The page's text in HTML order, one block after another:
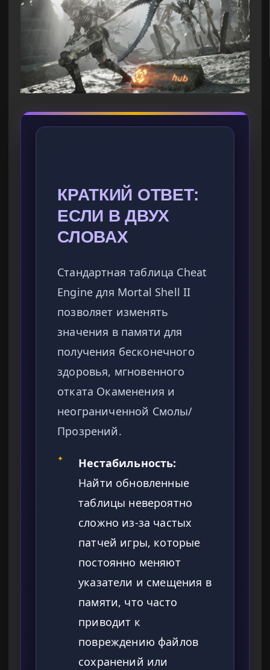
КРАТКИЙ ОТВЕТ:
ЕСЛИ В ДВУХ
СЛОВАХ
Стандартная таблица Cheat
Engine для Mortal Shell II
позволяет изменять
значения в памяти для
получения бесконечного
здоровья, мгновенного
отката Окаменения и
неограниченной Смолы/
Прозрений.
✦
Нестабильность:
Найти обновленные
таблицы невероятно
сложно из-за частых
патчей игры, которые
постоянно меняют
указатели и смещения в
памяти, что часто
приводит к
повреждению файлов
сохранений или